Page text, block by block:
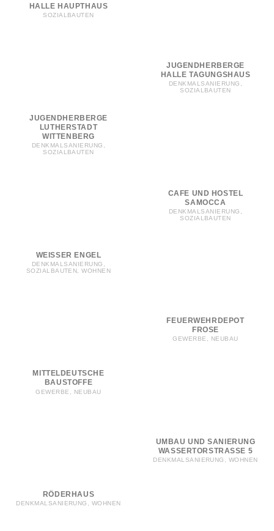
HALLE HAUPTHAUS
SOZIALBAUTEN
JUGENDHERBERGE
HALLE TAGUNGSHAUS
DENKMALSANIERUNG,
SOZIALBAUTEN
JUGENDHERBERGE
LUTHERSTADT
WITTENBERG
DENKMALSANIERUNG,
SOZIALBAUTEN
CAFE UND HOSTEL
SAMOCCA
DENKMALSANIERUNG,
SOZIALBAUTEN
WEISSER ENGEL
DENKMALSANIERUNG,
SOZIALBAUTEN, WOHNEN
FEUERWEHRDEPOT
FROSE
GEWERBE, NEUBAU
MITTELDEUTSCHE
BAUSTOFFE
GEWERBE, NEUBAU
UMBAU UND SANIERUNG
WASSERTORSTRASSE 5
DENKMALSANIERUNG, WOHNEN
RÖDERHAUS
DENKMALSANIERUNG, WOHNEN